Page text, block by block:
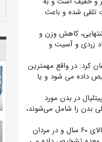
تلقی شده و باعث
کاهش وزن و
زردی و آسیت و
کرد: در واقع مهمترین
داده می شود و یا
در بدن مورد
بدن را شامل می‌شوند،
وی افزود: تیپی که در این بیماری بسیار شایع تر است تیپ روده ای ست که در افراد مسن ترو بالای ۶۰ سال و در مردان